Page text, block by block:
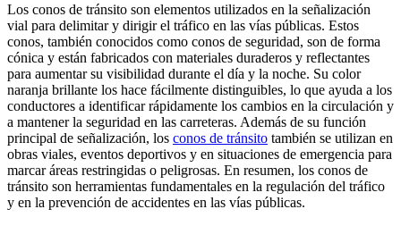
Los conos de tránsito son elementos utilizados en la señalización
vial para delimitar y dirigir el tráfico en las vías públicas. Estos
conos, también conocidos como conos de seguridad, son de forma
cónica y están fabricados con materiales duraderos y reflectantes
para aumentar su visibilidad durante el día y la noche. Su color
naranja brillante los hace fácilmente distinguibles, lo que ayuda a los
conductores a identificar rápidamente los cambios en la circulación y
a mantener la seguridad en las carreteras. Además de su función
principal de señalización, los conos de tránsito también se utilizan en
obras viales, eventos deportivos y en situaciones de emergencia para
marcar áreas restringidas o peligrosas. En resumen, los conos de
tránsito son herramientas fundamentales en la regulación del tráfico
y en la prevención de accidentes en las vías públicas.